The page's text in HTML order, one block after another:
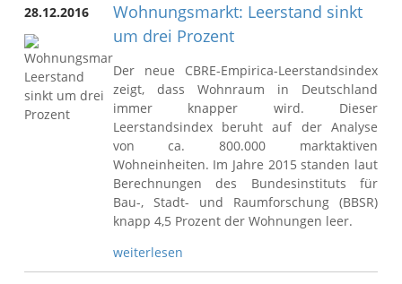
28.12.2016
Wohnungsmarkt: Leerstand sinkt
um drei Prozent
Der neue CBRE-Empirica-Leerstandsindex
zeigt, dass Wohnraum in Deutschland
immer knapper wird. Dieser
Leerstandsindex beruht auf der Analyse
von ca. 800.000 marktaktiven
Wohneinheiten. Im Jahre 2015 standen laut
Berechnungen des Bundesinstituts für
Bau-, Stadt- und Raumforschung (BBSR)
knapp 4,5 Prozent der Wohnungen leer.
weiterlesen